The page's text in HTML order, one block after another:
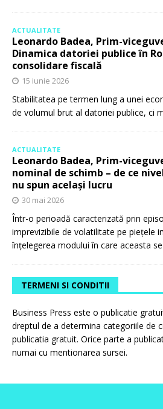
ACTUALITATE
Leonardo Badea, Prim-
Dinamica datoriei publice în
consolidare fiscală
15 iunie 2026
Stabilitatea pe termen lung a unei
de volumul brut al datoriei publice, ci
ACTUALITATE
Leonardo Badea, Prim-
nominal de schimb – de ce
nu spun același lucru
30 mai 2026
Într-o perioadă caracterizată prin
imprevizibile de volatilitate pe piețele
înțelegerea modului în care aceasta
TERMENI SI CONDITII
Business Press este o publicatie
dreptul de a determina categoriile de
publicatia gratuit. Orice parte a
numai cu mentionarea sursei.